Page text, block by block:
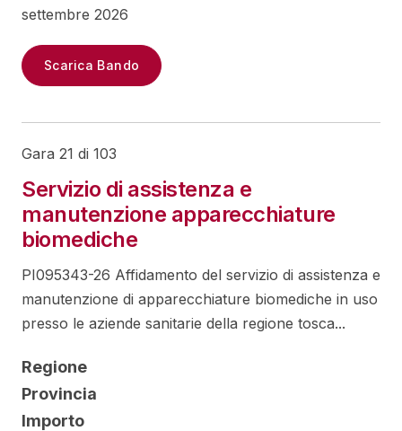
settembre 2026
Scarica Bando
Gara 21 di 103
Servizio di assistenza e
manutenzione apparecchiature
biomediche
PI095343-26 Affidamento del servizio di assistenza e
manutenzione di apparecchiature biomediche in uso
presso le aziende sanitarie della regione tosca...
Regione
Provincia
Importo